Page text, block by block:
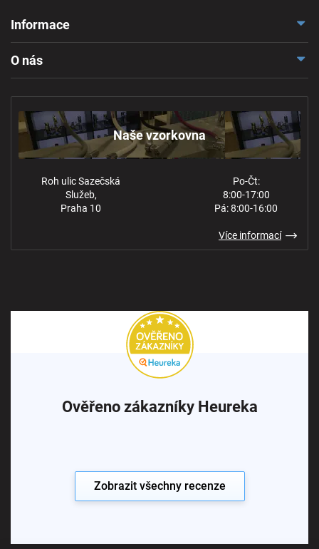
Informace
Ochrana osobních údajů
O nás
Naše vzorkovna
Roh ulic Sazečská
Služeb,
Praha 10
Po-Čt:
8:00-17:00
Pá: 8:00-16:00
Více informací
Ověřeno zákazníky Heureka
Zobrazit všechny recenze